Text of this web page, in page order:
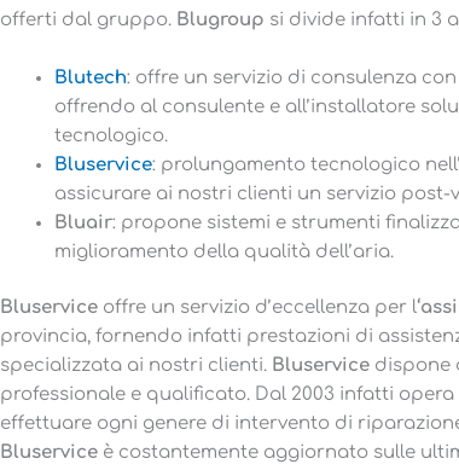
offerti dal gruppo. Blugroup si divide infatti in 3
Blutech: offre un servizio di consulenza
offrendo al consulente e all’installatore
tecnologico.
Bluservice: prolungamento tecnologico
assicurare ai nostri clienti un servizio post-
Bluair: propone sistemi e strumenti
miglioramento della qualità dell’aria.
Bluservice offre un servizio d’eccellenza per l
provincia, fornendo infatti prestazioni di
specializzata ai nostri clienti. Bluservice dispone
professionale e qualificato. Dal 2003 infatti
effettuare ogni genere di intervento di
Bluservice è costantemente aggiornato sulle